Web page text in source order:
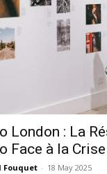
London : La
Face à la Crise
Fouquet - 18 May 2025